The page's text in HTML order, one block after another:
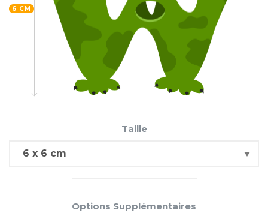
6 CM
Taille
Options Supplémentaires